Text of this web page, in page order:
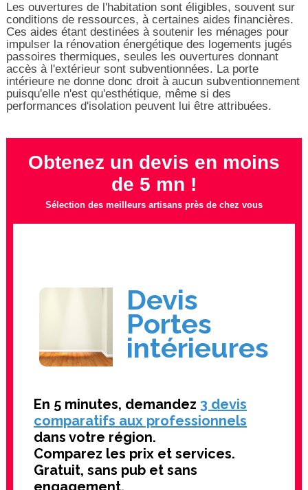
Les ouvertures de l'habitation sont éligibles, souvent sur
conditions de ressources, à certaines aides financières.
Ces aides étant destinées à soutenir les ménages pour
impulser la rénovation énergétique des logements jugés
passoires thermiques, seules les ouvertures donnant
accès à l'extérieur sont subventionnées. La porte
intérieure ne donne donc droit à aucun subventionnement
puisqu'elle n'est qu'esthétique, même si des
performances d'isolation peuvent lui être attribuées.
Obtenez un devis en moins
de 5 mn !
Sélection des meilleurs artisans près de chez vous